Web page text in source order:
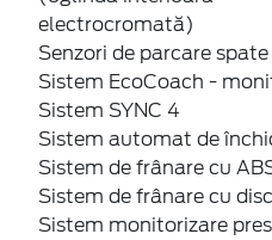
electrocromată)
Senzori de parcare spate
Sistem EcoCoach -
Sistem SYNC 4
Sistem automat de
Sistem de frânare cu
Sistem de frânare cu
Sistem monitorizare